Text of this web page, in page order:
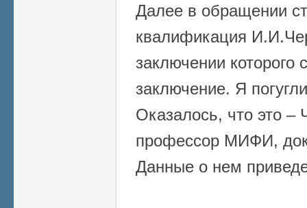
Далее в обращении
квалификация
заключении которого
заключение. Я
Оказалось, что это
профессор МИФИ,
Данные о нем